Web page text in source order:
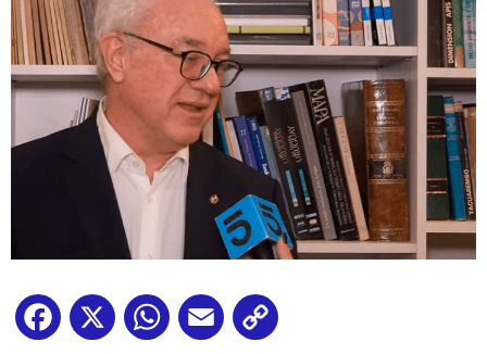
Facebook
X WhatsApp
Email